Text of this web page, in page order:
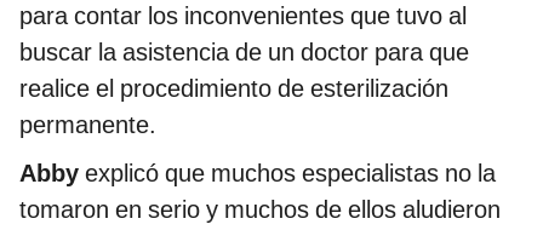
para contar los inconvenientes que tuvo al
buscar la asistencia de un doctor para que
realice el procedimiento de esterilización
permanente.
Abby explicó que muchos especialistas no la
tomaron en serio y muchos de ellos aludieron